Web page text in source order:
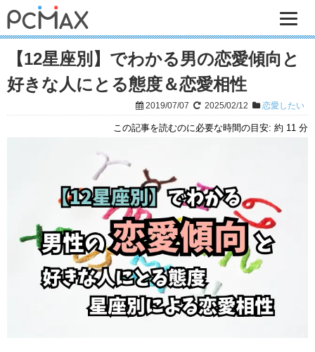
【12星座別】でわかる男の恋愛傾向と
好きな人にとる態度＆恋愛相性
2019/07/07 2025/02/12 恋愛したい
この記事を読むのに必要な時間の目安: 約 11 分